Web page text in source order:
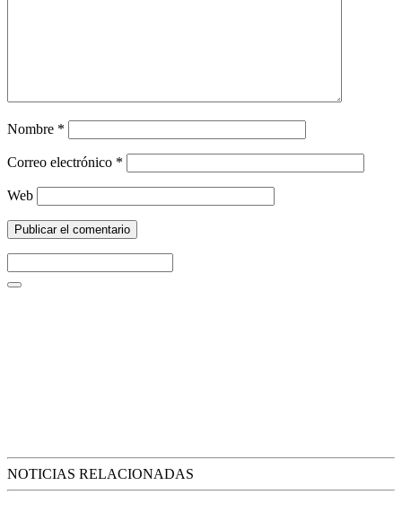
Nombre *
Correo electrónico *
Web
NOTICIAS RELACIONADAS